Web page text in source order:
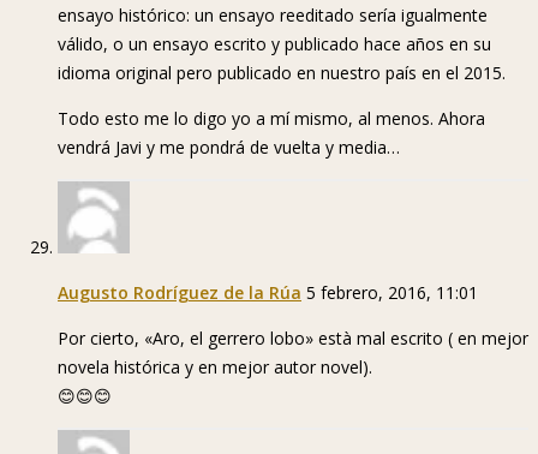
ensayo histórico: un ensayo reeditado sería igualmente
válido, o un ensayo escrito y publicado hace años en su
idioma original pero publicado en nuestro país en el 2015.
Todo esto me lo digo yo a mí mismo, al menos. Ahora
vendrá Javi y me pondrá de vuelta y media…
Augusto Rodríguez de la Rúa 5 febrero, 2016, 11:01
Por cierto, «Aro, el gerrero lobo» està mal escrito ( en mejor
novela histórica y en mejor autor novel).
😊😊😊